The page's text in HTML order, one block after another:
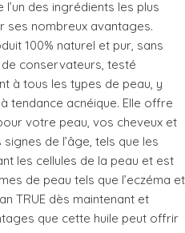
des ingrédients les plus
ses nombreux avantages.
100% naturel et pur, sans
conservateurs, testé
à tous les types de peau, y
tendance acnéique. Elle offre
votre peau, vos cheveux et
de l’âge, tels que les
les cellules de la peau et est
de peau tels que l’eczéma et
TRUE dès maintenant et
que cette huile peut offrir